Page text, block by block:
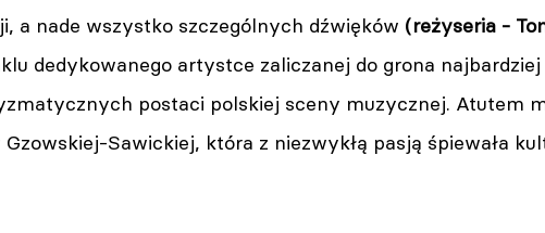
a nade wszystko szczególnych dźwięków (reżyseria -
dedykowanego artystce zaliczanej do grona najbardziej
postaci polskiej sceny muzycznej. Atutem
Sawickiej, która z niezwykłą pasją śpiewała